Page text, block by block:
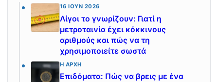
16 ΙΟΎΝ 2026
Λίγοι το γνωρίζουν: Γιατί η
μετροταινία έχει κόκκινους
αριθμούς και πώς να τη
χρησιμοποιείτε σωστά
Η ΑΡΧΉ
Επιδόματα: Πώς να βρεις με ένα